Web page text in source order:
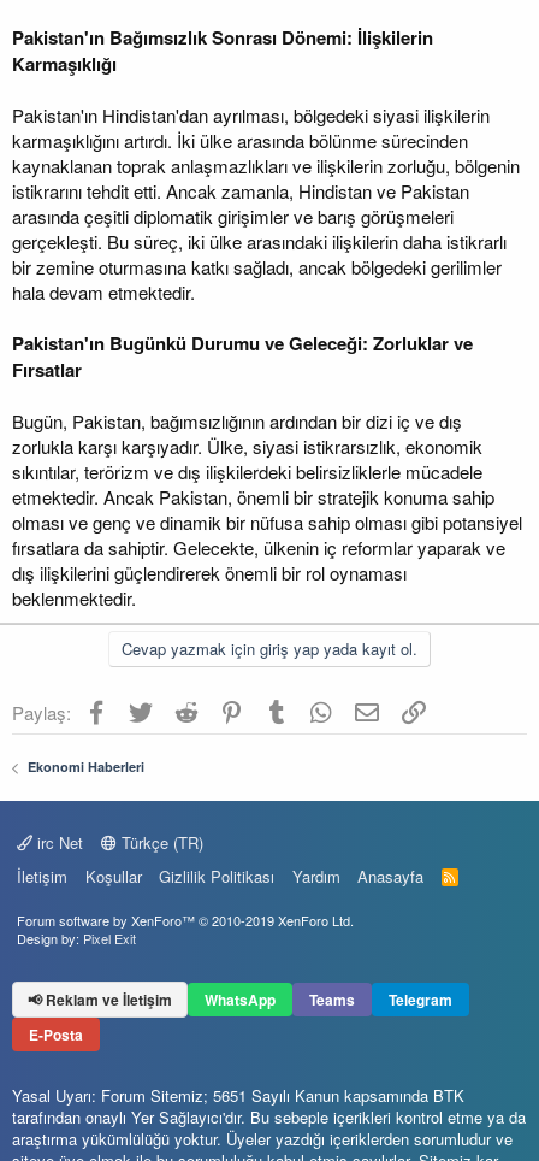
Pakistan'ın Bağımsızlık Sonrası Dönemi: İlişkilerin
Karmaşıklığı
Pakistan'ın Hindistan'dan ayrılması, bölgedeki siyasi ilişkilerin
karmaşıklığını artırdı. İki ülke arasında bölünme sürecinden
kaynaklanan toprak anlaşmazlıkları ve ilişkilerin zorluğu, bölgenin
istikrarını tehdit etti. Ancak zamanla, Hindistan ve Pakistan
arasında çeşitli diplomatik girişimler ve barış görüşmeleri
gerçekleşti. Bu süreç, iki ülke arasındaki ilişkilerin daha istikrarlı
bir zemine oturmasına katkı sağladı, ancak bölgedeki gerilimler
hala devam etmektedir.
Pakistan'ın Bugünkü Durumu ve Geleceği: Zorluklar ve
Fırsatlar
Bugün, Pakistan, bağımsızlığının ardından bir dizi iç ve dış
zorlukla karşı karşıyadır. Ülke, siyasi istikrarsızlık, ekonomik
sıkıntılar, terörizm ve dış ilişkilerdeki belirsizliklerle mücadele
etmektedir. Ancak Pakistan, önemli bir stratejik konuma sahip
olması ve genç ve dinamik bir nüfusa sahip olması gibi potansiyel
fırsatlara da sahiptir. Gelecekte, ülkenin iç reformlar yaparak ve
dış ilişkilerini güçlendirerek önemli bir rol oynaması
beklenmektedir.
Cevap yazmak için giriş yap yada kayıt ol.
Paylaş: Facebook
TwitterReddit PinterestTumblr WhatsApp
E-postaLink
Ekonomi Haberleri
irc Net
Türkçe (TR)
İletişim
Koşullar Gizlilik Politikası Yardım Anasayfa
R
S
Forum software by XenForo™© 2010-2019 XenForo Ltd.
Design by: Pixel Exit
📢 Reklam ve İletişim WhatsApp Teams
Telegram
E-Posta
Yasal Uyarı: Forum Sitemiz; 5651 Sayılı Kanun kapsamında BTK
tarafından onaylı Yer Sağlayıcı'dır. Bu sebeple içerikleri kontrol etme ya da
araştırma yükümlülüğü yoktur. Üyeler yazdığı içeriklerden sorumludur ve